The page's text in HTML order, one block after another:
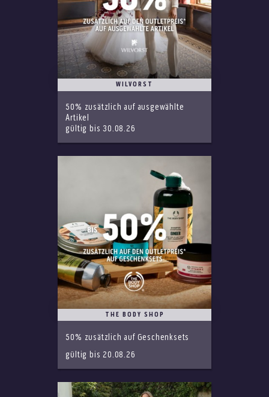
WILVORST
50% zusätzlich auf ausgewählte
Artikel
gültig bis 30.08.26
THE BODY SHOP
50% zusätzlich auf Geschenksets
gültig bis 20.08.26